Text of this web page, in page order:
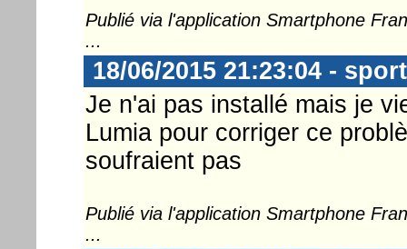
Publié via l'application Smartphone
...
18/06/2015 21:23:04 -
Je n'ai pas installé mais je
Lumia pour corriger ce
soufraient pas
Publié via l'application Smartphone
...